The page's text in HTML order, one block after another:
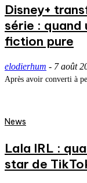
Disney+
série :
fiction pure
elodierhum - 7 août
Après avoir converti à
News
Lala IRL :
star de